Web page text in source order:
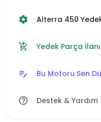
settings Alterra 450
add_shopping_cart Yedek Parça
edit_note Bu Motoru Sen
help_outline Destek & Yardım